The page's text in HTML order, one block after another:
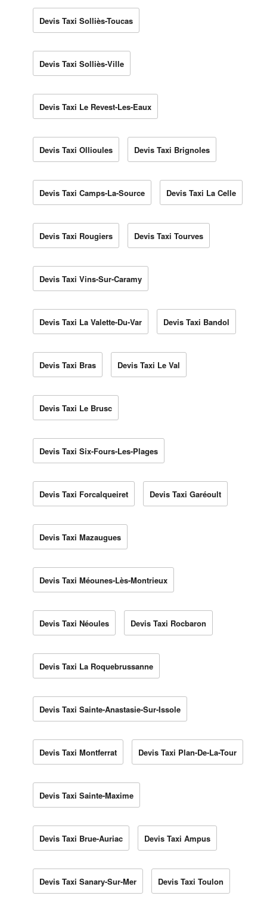
Devis Taxi Solliès-Toucas
Devis Taxi Solliès-Ville
Devis Taxi Le Revest-Les-Eaux
Devis Taxi Ollioules Devis Taxi Brignoles
Devis Taxi Camps-La-Source Devis Taxi La Celle
Devis Taxi Rougiers Devis Taxi Tourves
Devis Taxi Vins-Sur-Caramy
Devis Taxi La Valette-Du-Var Devis Taxi Bandol
Devis Taxi Bras Devis Taxi Le Val
Devis Taxi Le Brusc
Devis Taxi Six-Fours-Les-Plages
Devis Taxi Forcalqueiret Devis Taxi Garéoult
Devis Taxi Mazaugues
Devis Taxi Méounes-Lès-Montrieux
Devis Taxi Néoules Devis Taxi Rocbaron
Devis Taxi La Roquebrussanne
Devis Taxi Sainte-Anastasie-Sur-Issole
Devis Taxi Montferrat Devis Taxi Plan-De-La-Tour
Devis Taxi Sainte-Maxime
Devis Taxi Brue-Auriac Devis Taxi Ampus
Devis Taxi Sanary-Sur-Mer Devis Taxi Toulon